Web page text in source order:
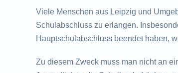
Viele Menschen aus Leipzig und
Schulabschluss zu erlangen.
Hauptschulabschluss beendet haben,
Zu diesem Zweck muss man nicht an